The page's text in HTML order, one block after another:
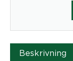
Beskrivning